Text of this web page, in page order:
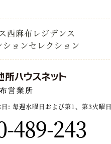
西麻布レジデンス
ションセレクション
営業所
: 毎週水曜日および第1、第3火曜日
489-243